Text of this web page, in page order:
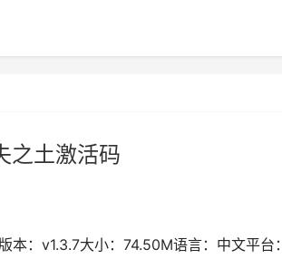
之土激活码
：v1.3.7大小：74.50M语言：中文平台：